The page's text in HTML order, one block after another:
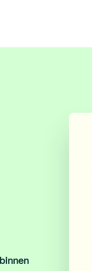
binnen